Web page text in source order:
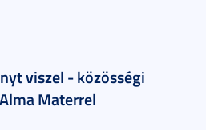
viszel - közösségi
Materrel